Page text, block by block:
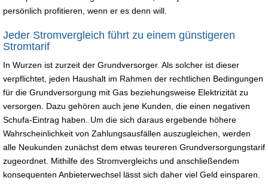
persönlich profitieren, wenn er es denn will.
Jeder Stromvergleich führt zu einem günstigeren
Stromtarif
In Wurzen ist zurzeit der Grundversorger. Als solcher ist dieser
verpflichtet, jeden Haushalt im Rahmen der rechtlichen Bedingungen
für die Grundversorgung mit Gas beziehungsweise Elektrizität zu
versorgen. Dazu gehören auch jene Kunden, die einen negativen
Schufa-Eintrag haben. Um die sich daraus ergebende höhere
Wahrscheinlichkeit von Zahlungsausfällen auszugleichen, werden
alle Neukunden zunächst dem etwas teureren Grundversorgungstarif
zugeordnet. Mithilfe des Stromvergleichs und anschließendem
konsequenten Anbieterwechsel lässt sich daher viel Geld einsparen.